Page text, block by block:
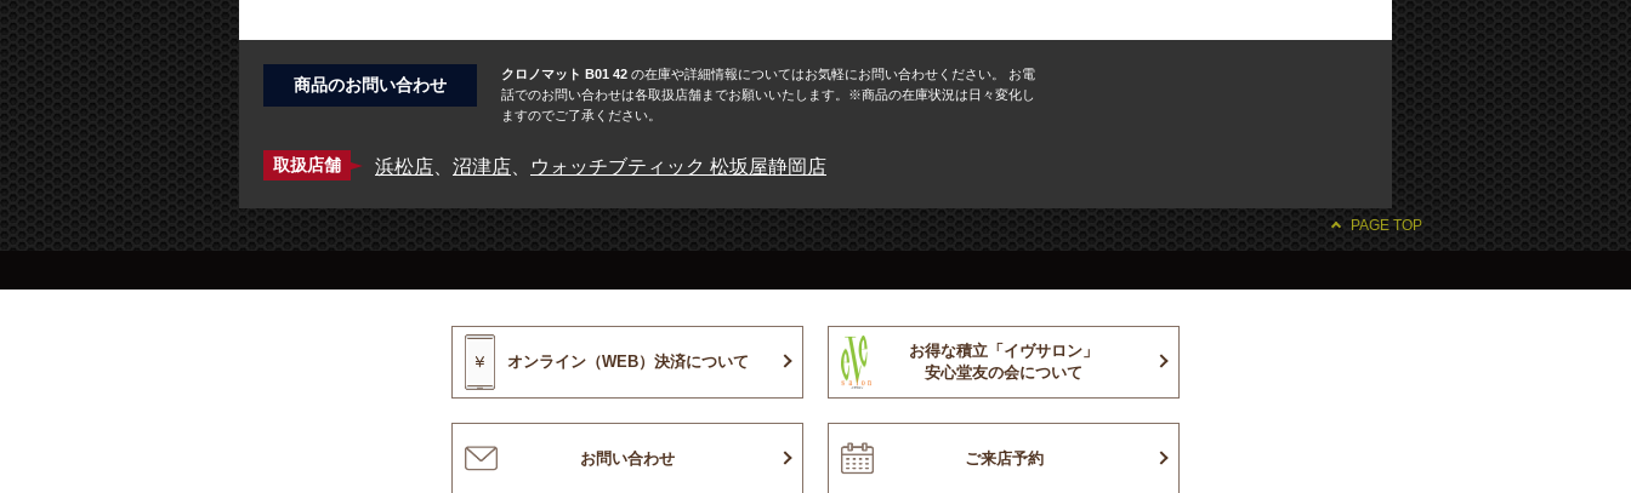
商品のお問い合わせ
クロノマット B01 42 の在庫や詳細情報についてはお気軽にお問い合わせください。 お電
話でのお問い合わせは各取扱店舗までお願いいたします。※商品の在庫状況は日々変化し
ますのでご了承ください。
取扱店舗 浜松店 沼津店 ウォッチブティック 松坂屋静岡店
PAGE TOP
オンライン（WEB）決済について
お得な積立「イヴサロン」
安心堂友の会について
お問い合わせ ご来店予約